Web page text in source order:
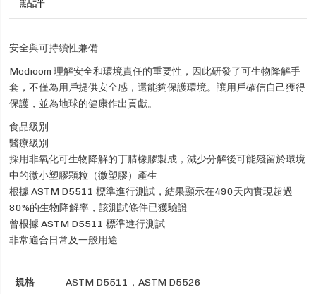
安全與可持續性兼備
Medicom 理解安全和環境責任的重要性，因此研發了可生物降解手
套，不僅為用戶提供安全感，還能夠保護環境。讓用戶確信自己獲得
保護，並為地球的健康作出貢獻。
食品級別
醫療級別
採用非氧化可生物降解的丁腈橡膠製成，減少分解後可能殘留於環境
中的微小塑膠顆粒（微塑膠）產生
根據 ASTM D5511 標準進行測試，結果顯示在490天內實現超過
80%的生物降解率，該測試條件已獲驗證
曾根據 ASTM D5511 標準進行測試
非常適合日常及一般用途
規格 ASTM D5511，ASTM D5526